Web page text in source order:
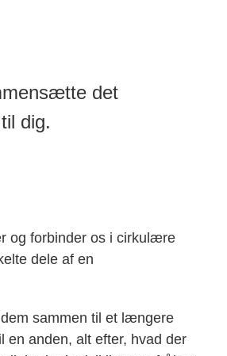
det
dig.
og forbinder os i cirkulære
dele af en
sammen til et længere
anden, alt efter, hvad der